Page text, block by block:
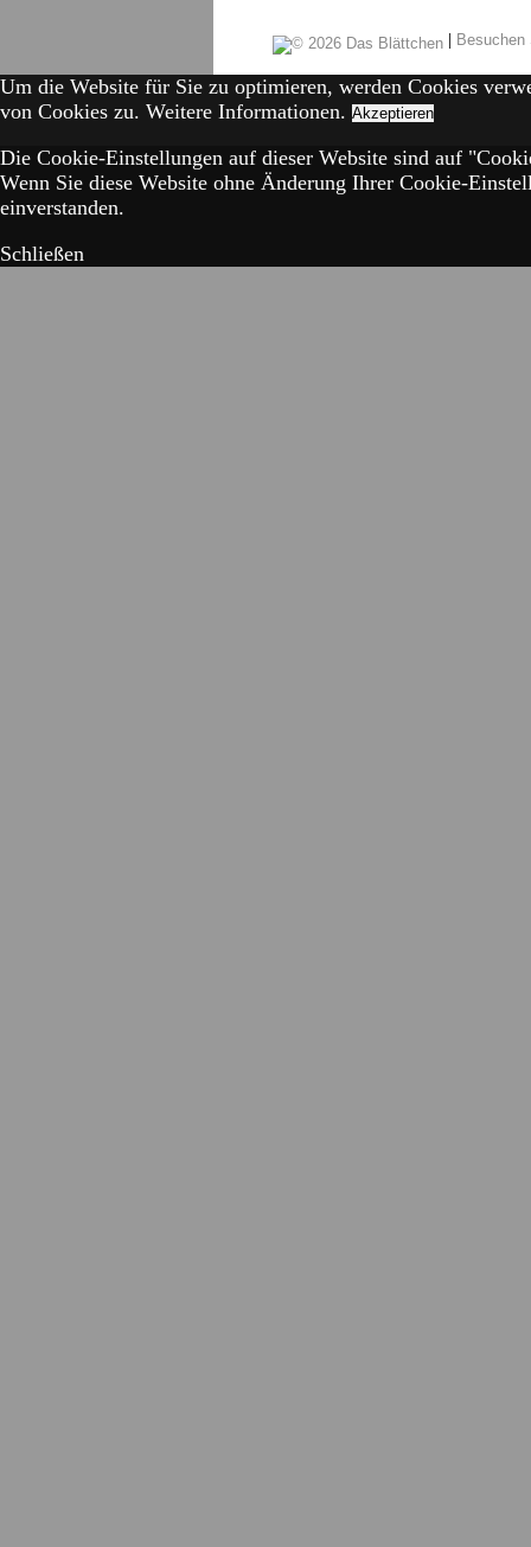
|
Um die Website für Sie zu optimieren, werden Cookies
von Cookies zu. Weitere Informationen. Akzeptieren
Die Cookie-Einstellungen auf dieser Website sind auf
Wenn Sie diese Website ohne Änderung Ihrer Cookie-
einverstanden.
Schließen